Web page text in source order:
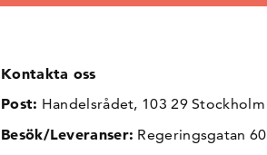
Kontakta oss
Post: Handelsrådet, 103 29 Stockholm
Besök/Leveranser: Regeringsgatan 60